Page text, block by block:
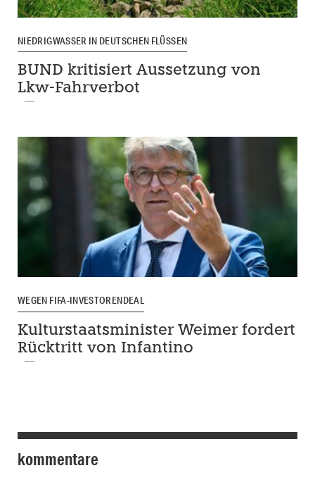
NIEDRIGWASSER IN DEUTSCHEN FLÜSSEN
BUND kritisiert Aussetzung von
Lkw-Fahrverbot
WEGEN FIFA-INVESTORENDEAL
Kulturstaatsminister Weimer fordert
Rücktritt von Infantino
kommentare